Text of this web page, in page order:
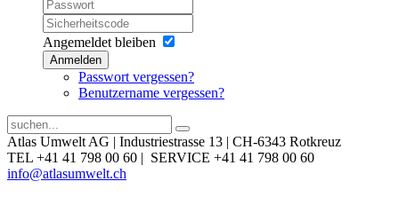
Angemeldet bleiben
Anmelden
Passwort vergessen?
Benutzername vergessen?
Atlas Umwelt AG | Industriestrasse 13 | CH-6343 Rotkreuz
TEL +41 41 798 00 60 | SERVICE +41 41 798 00 60
info@atlasumwelt.ch